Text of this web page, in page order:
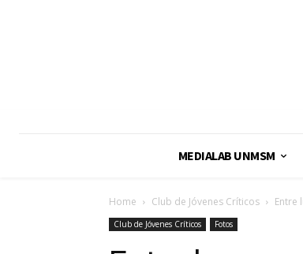
MEDIALAB UNMSM
Home Club de Jóvenes Críticos Entre
Club de Jóvenes Críticos Fotos